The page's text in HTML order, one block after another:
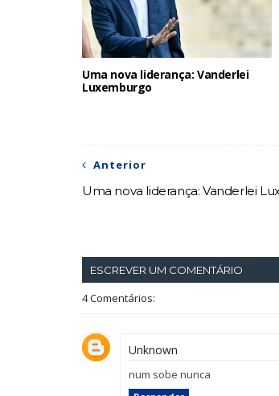
Uma nova liderança: Vanderlei
Luxemburgo
Anterior
Uma nova liderança: Vanderlei
ESCREVER UM COMENTÁRIO
4 Comentários:
Unknown
num sobe nunca